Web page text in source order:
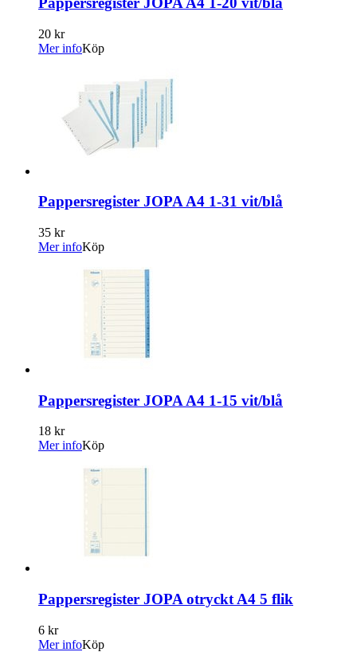
20 kr
Mer infoKöp
Pappersregister JOPA A4 1-31 vit/blå
35 kr
Mer infoKöp
Pappersregister JOPA A4 1-15 vit/blå
18 kr
Mer infoKöp
Pappersregister JOPA otryckt A4 5 flik
6 kr
Mer infoKöp